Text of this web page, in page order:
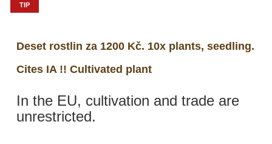
TIP
Deset rostlin za 1200 Kč. 10x plants, seedling.
Cites IA !! Cultivated plant
In the EU, cultivation and trade are
unrestricted.